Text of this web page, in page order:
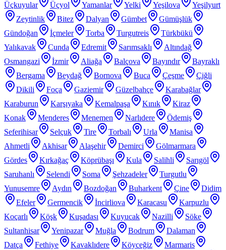
Üçkuyular
Üçyol Yamanlar Yelki Yeşilova
Yeşilyurt
Zeytinlik
Bitez Dalyan Gümbet
Gümüşlük
Gündoğan
İçmeler Torba Turgutreis
Türkbükü
Yalıkavak
Cunda Edremit Sarımsaklı
Altındağ
Osmangazi
İzmir Aliağa Balçova Bayındır
Bayraklı
Bergama
Beydağ Bornova Buca Çeşme
Çiğli
Dikili
Foça Gaziemir Güzelbahçe
Karabağlar
Karaburun
Karşıyaka Kemalpaşa Kınık
Kiraz
Konak
Menderes Menemen Narlıdere
Ödemiş
Seferihisar
Selçuk Tire Torbalı Urla
Manisa
Ahmetli
Akhisar Alaşehir Demirci
Gölmarmara
Gördes
Kırkağaç Köprübaşı Kula Salihli
Sarıgöl
Saruhanlı
Selendi Soma Şehzadeler
Turgutlu
Yunusemre
Aydın Bozdoğan Buharkent Çine
Didim
Efeler
Germencik İncirliova Karacasu
Karpuzlu
Koçarlı
Köşk Kuşadası Kuyucak Nazilli
Söke
Sultanhisar
Yenipazar Muğla Bodrum
Dalaman
Datça
Fethiye Kavaklıdere Köyceğiz
Marmaris